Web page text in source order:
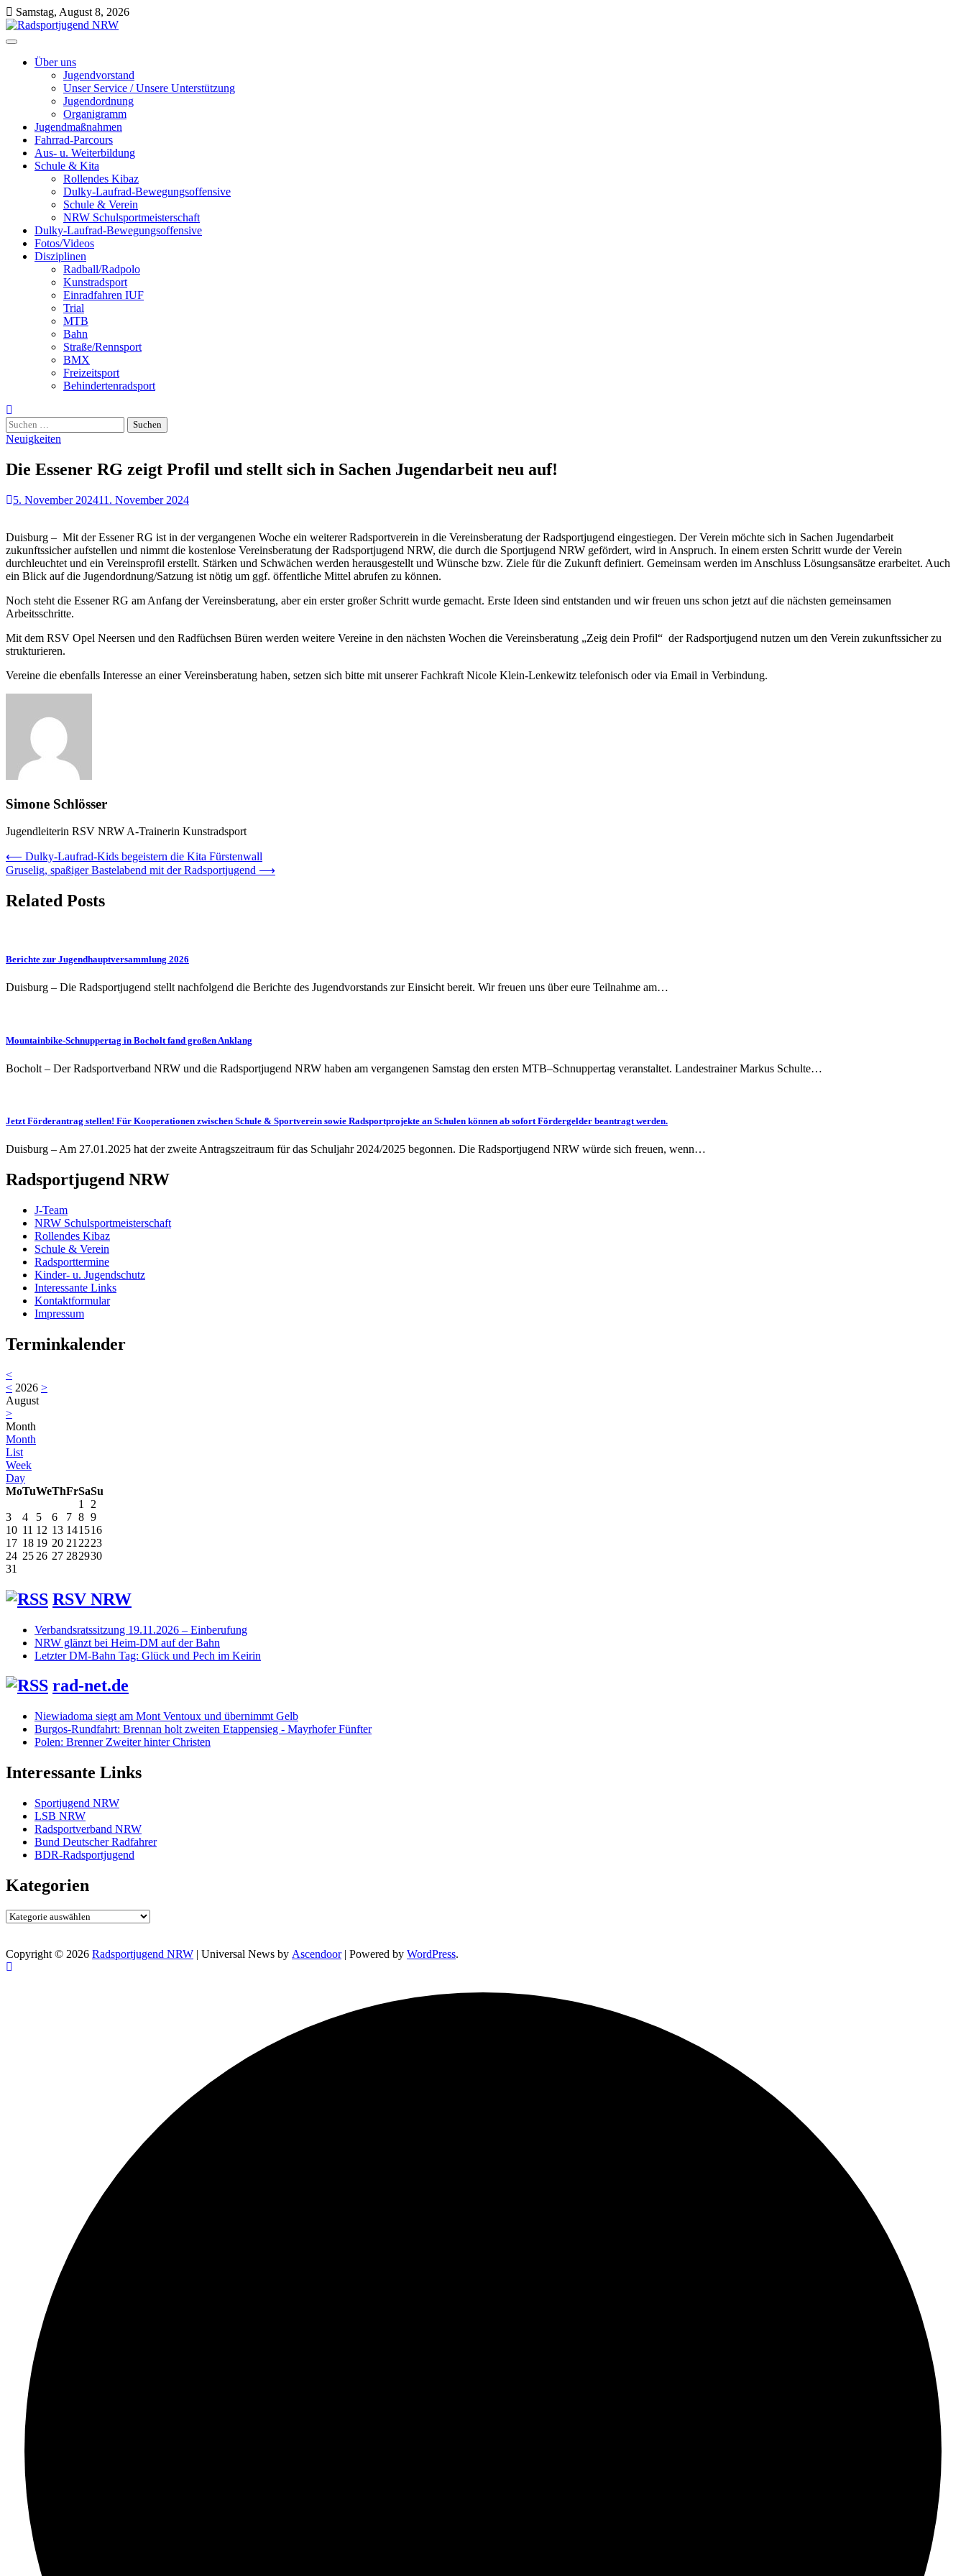
Skip
to
content
Samstag, August 8, 2026
Über uns
Jugendvorstand
Unser Service / Unsere Unterstützung
Jugendordnung
Organigramm
Jugendmaßnahmen
Fahrrad-Parcours
Aus- u. Weiterbildung
Schule & Kita
Rollendes Kibaz
Dulky-Laufrad-Bewegungsoffensive
Schule & Verein
NRW Schulsportmeisterschaft
Dulky-Laufrad-Bewegungsoffensive
Fotos/Videos
Disziplinen
Radball/Radpolo
Kunstradsport
Einradfahren IUF
Trial
MTB
Bahn
Straße/Rennsport
BMX
Freizeitsport
Behindertenradsport
Suchen
nach:
Neuigkeiten
Die Essener RG zeigt Profil und stellt sich in Sachen Jugendarbeit neu auf!
5. November 202411. November 2024
Duisburg – Mit der Essener RG ist in der vergangenen Woche ein weiterer Radsportverein in die Vereinsberatung der Radsportjugend eingestiegen. Der Verein möchte sich in Sachen Jugendarbeit
zukunftssicher aufstellen und nimmt die kostenlose Vereinsberatung der Radsportjugend NRW, die durch die Sportjugend NRW gefördert, wird in Anspruch. In einem ersten Schritt wurde der Verein
durchleuchtet und ein Vereinsprofil erstellt. Stärken und Schwächen werden herausgestellt und Wünsche bzw. Ziele für die Zukunft definiert. Gemeinsam werden im Anschluss Lösungsansätze erarbeitet. Auch
ein Blick auf die Jugendordnung/Satzung ist nötig um ggf. öffentliche Mittel abrufen zu können.
Noch steht die Essener RG am Anfang der Vereinsberatung, aber ein erster großer Schritt wurde gemacht. Erste Ideen sind entstanden und wir freuen uns schon jetzt auf die nächsten gemeinsamen
Arbeitsschritte.
Mit dem RSV Opel Neersen und den Radfüchsen Büren werden weitere Vereine in den nächsten Wochen die Vereinsberatung „Zeig dein Profil“ der Radsportjugend nutzen um den Verein zukunftssicher zu
strukturieren.
Vereine die ebenfalls Interesse an einer Vereinsberatung haben, setzen sich bitte mit unserer Fachkraft Nicole Klein-Lenkewitz telefonisch oder via Email in Verbindung.
Simone Schlösser
Jugendleiterin RSV NRW A-Trainerin Kunstradsport
Beitragsnavigation
⟵ Dulky-Laufrad-Kids begeistern die Kita Fürstenwall
Gruselig, spaßiger Bastelabend mit der Radsportjugend ⟶
Related Posts
Berichte zur Jugendhauptversammlung 2026
Duisburg – Die Radsportjugend stellt nachfolgend die Berichte des Jugendvorstands zur Einsicht bereit. Wir freuen uns über eure Teilnahme am…
Mountainbike-Schnuppertag in Bocholt fand großen Anklang
Bocholt – Der Radsportverband NRW und die Radsportjugend NRW haben am vergangenen Samstag den ersten MTB–Schnuppertag veranstaltet. Landestrainer Markus Schulte…
Jetzt Förderantrag stellen! Für Kooperationen zwischen Schule & Sportverein sowie Radsportprojekte an Schulen können ab sofort Fördergelder beantragt werden.
Duisburg – Am 27.01.2025 hat der zweite Antragszeitraum für das Schuljahr 2024/2025 begonnen. Die Radsportjugend NRW würde sich freuen, wenn…
Radsportjugend NRW
J-Team
NRW Schulsportmeisterschaft
Rollendes Kibaz
Schule & Verein
Radsporttermine
Kinder- u. Jugendschutz
Interessante Links
Kontaktformular
Impressum
Terminkalender
<
< 2026 >
August
>
Month
Month
List
Week
Day
MoTuWeThFrSaSu
1
2
3
4 5 6 7 8 9
10 11 12 13 141516
17 18 19 20 21 2223
24 25 26 27 282930
31
RSV NRW
Verbandsratssitzung 19.11.2026 – Einberufung
NRW glänzt bei Heim-DM auf der Bahn
Letzter DM-Bahn Tag: Glück und Pech im Keirin
rad-net.de
Niewiadoma siegt am Mont Ventoux und übernimmt Gelb
Burgos-Rundfahrt: Brennan holt zweiten Etappensieg - Mayrhofer Fünfter
Polen: Brenner Zweiter hinter Christen
Interessante Links
Sportjugend NRW
LSB NRW
Radsportverband NRW
Bund Deutscher Radfahrer
BDR-Radsportjugend
Kategorien
Kategorien
Copyright © 2026 Radsportjugend NRW | Universal News by Ascendoor| Powered by WordPress.